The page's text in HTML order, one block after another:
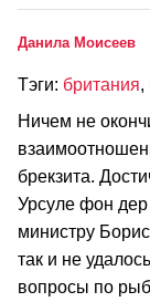
Данила Моисеев
Тэги: британия,
Ничем не
брекзита.
Урсуле фон
министру
так и не
вопросы по